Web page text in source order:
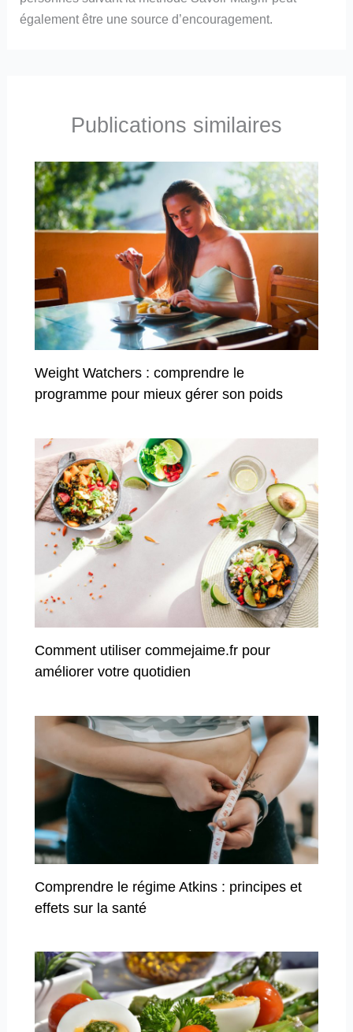
également être une source d’encouragement.
Publications similaires
Weight Watchers : comprendre le
programme pour mieux gérer son poids
Comment utiliser commejaime.fr pour
améliorer votre quotidien
Comprendre le régime Atkins : principes et
effets sur la santé